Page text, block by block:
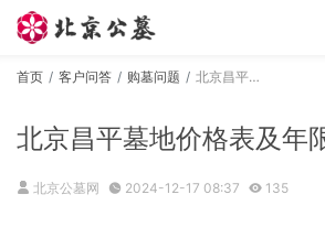
首页 客户问答 购墓问题 北京昌平墓地价格表及年限查询下
北京昌平墓地价格表及年
北京公墓网 2024-12-17 08:37 135